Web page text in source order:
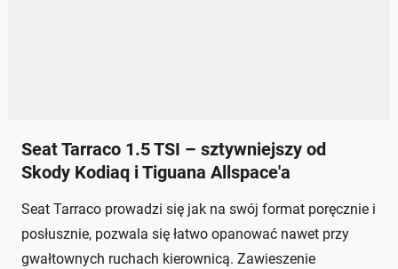
Seat Tarraco 1.5 TSI – sztywniejszy od
Skody Kodiaq i Tiguana Allspace'a
Seat Tarraco prowadzi się jak na swój format poręcznie i
posłusznie, pozwala się łatwo opanować nawet przy
gwałtownych ruchach kierownicą. Zawieszenie